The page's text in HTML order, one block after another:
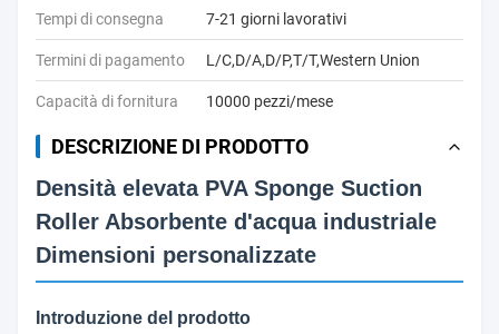
Tempi di consegna 7-21 giorni lavorativi
Termini di pagamento L/C,D/A,D/P,T/T,Western Union
Capacità di fornitura 10000 pezzi/mese
DESCRIZIONE DI PRODOTTO
Densità elevata PVA Sponge Suction
Roller Absorbente d'acqua industriale
Dimensioni personalizzate
Introduzione del prodotto